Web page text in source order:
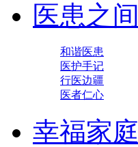
医患之间
和谐医患
医护手记
行医边疆
医者仁心
幸福家庭